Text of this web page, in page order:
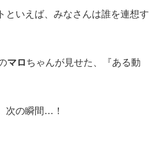
といえば、みなさんは誰を連想す
マロちゃんが見せた、『ある動
次の瞬間…！